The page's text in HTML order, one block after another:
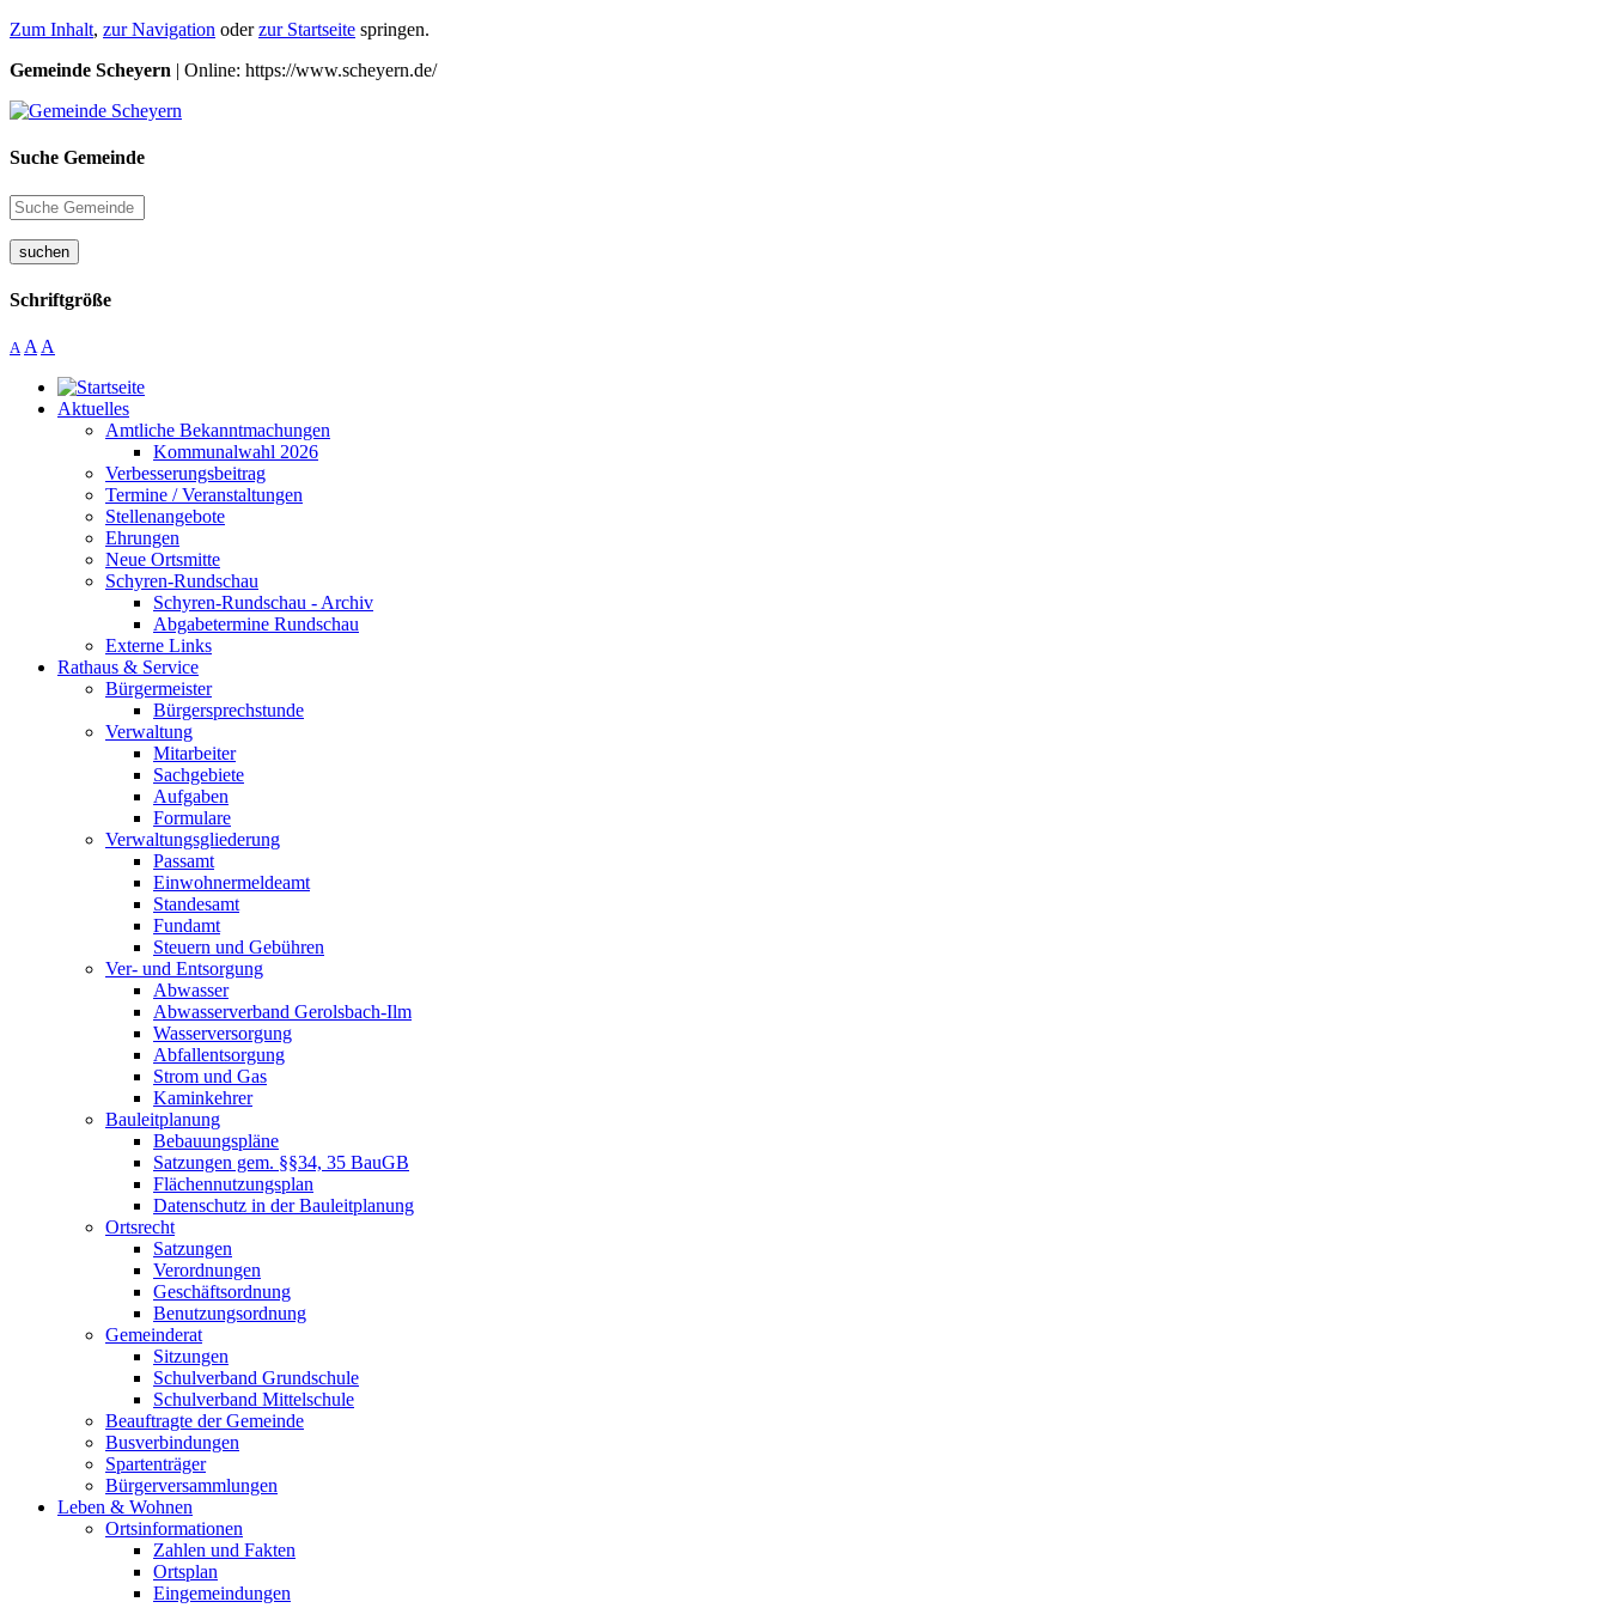
Zum Inhalt, zur Navigation oderzur Startseite springen.
Gemeinde Scheyern | Online: https://www.scheyern.de/
Suche Gemeinde
suchen
Schriftgröße
A A A
Aktuelles
Amtliche Bekanntmachungen
Kommunalwahl 2026
Verbesserungsbeitrag
Termine / Veranstaltungen
Stellenangebote
Ehrungen
Neue Ortsmitte
Schyren-Rundschau
Schyren-Rundschau - Archiv
Abgabetermine Rundschau
Externe Links
Rathaus & Service
Bürgermeister
Bürgersprechstunde
Verwaltung
Mitarbeiter
Sachgebiete
Aufgaben
Formulare
Verwaltungsgliederung
Passamt
Einwohnermeldeamt
Standesamt
Fundamt
Steuern und Gebühren
Ver- und Entsorgung
Abwasser
Abwasserverband Gerolsbach-Ilm
Wasserversorgung
Abfallentsorgung
Strom und Gas
Kaminkehrer
Bauleitplanung
Bebauungspläne
Satzungen gem. §§34, 35 BauGB
Flächennutzungsplan
Datenschutz in der Bauleitplanung
Ortsrecht
Satzungen
Verordnungen
Geschäftsordnung
Benutzungsordnung
Gemeinderat
Sitzungen
Schulverband Grundschule
Schulverband Mittelschule
Beauftragte der Gemeinde
Busverbindungen
Spartenträger
Bürgerversammlungen
Leben & Wohnen
Ortsinformationen
Zahlen und Fakten
Ortsplan
Eingemeindungen